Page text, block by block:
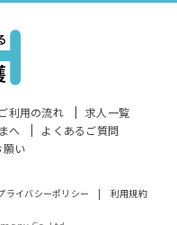
ご利用の流れ
求人一覧
へ
よくあるご質問
願い
ライバシーポリシー 利用規約